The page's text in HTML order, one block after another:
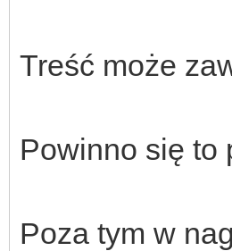
Treść może
Powinno się to
Poza tym w